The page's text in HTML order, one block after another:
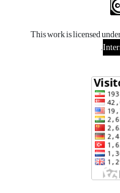
This work is licensed
.